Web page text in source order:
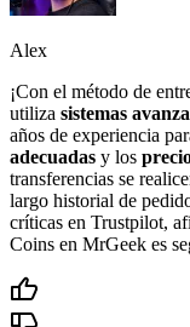
Alex
¡Con el método de
utiliza sistemas
años de experiencia
adecuadas y los
transferencias se
largo historial de
críticas en Trustpilot,
Coins en MrGeek es